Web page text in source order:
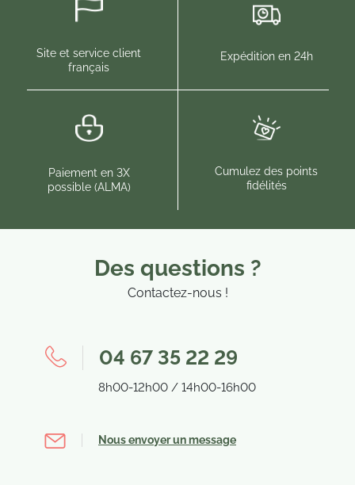
Site et service client
français
Expédition en 24h
Paiement en 3X
possible (ALMA)
Cumulez des points
fidélités
Des questions ?
Contactez-nous !
04 67 35 22 29
8h00-12h00 / 14h00-16h00
Nous envoyer un message